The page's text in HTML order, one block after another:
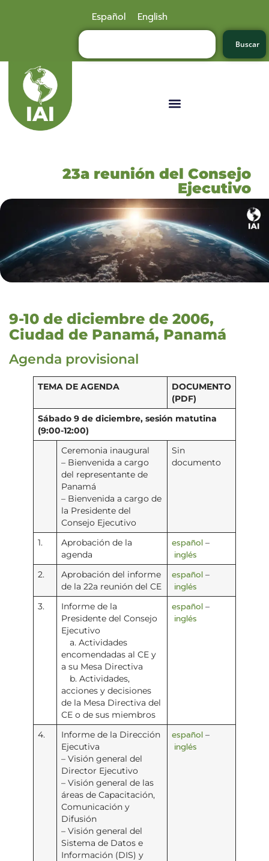
Español English
Buscar
23a reunión del Consejo
Ejecutivo
9-10 de diciembre de 2006,
Ciudad de Panamá, Panamá
Agenda provisional
TEMA DE AGENDA
DOCUMENTO
(PDF)
Sábado 9 de diciembre, sesión matutina
(9:00-12:00)
Ceremonia inaugural
– Bienvenida a cargo
del representante de
Panamá
– Bienvenida a cargo de
la Presidente del
Consejo Ejecutivo
Sin
documento
1.
Aprobación de la
agenda
español–
inglés
2.
Aprobación del informe
de la 22a reunión del CE
español–
inglés
3.
Informe de la
Presidente del Consejo
Ejecutivo
a. Actividades
encomendadas al CE y
a su Mesa Directiva
b. Actividades,
acciones y decisiones
de la Mesa Directiva del
CE o de sus miembros
español–
inglés
4.
Informe de la Dirección
Ejecutiva
– Visión general del
Director Ejecutivo
– Visión general de las
áreas de Capacitación,
Comunicación y
Difusión
– Visión general del
Sistema de Datos e
Información (DIS) y
español–
inglés